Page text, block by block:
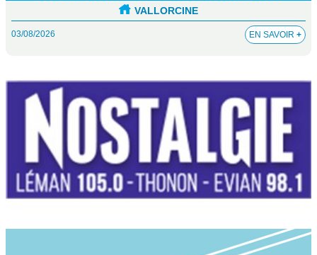
VALLORCINE
03/08/2026 EN SAVOIR +